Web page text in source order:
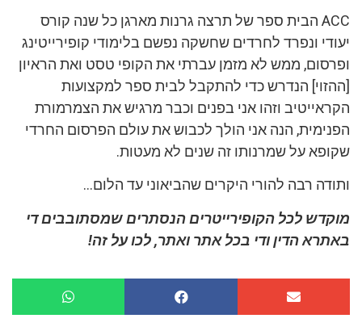
ACC הבית ספר של תרצה גרנות מארגן כל שנה קורס
יעודי ונפרד לחרדים שחשקה נפשם בלימודי קופירייטינג
ופרסום, ממש לא מזמן עברתי את הקופי טסט ואת הראיון
[ההזוי] הנדרש כדי להתקבל לבית ספר למקצועות
הקראייטיב וזהו אני בפנים וכבר מרגיש את הצמרמורת
הפנימית, הנה אני הולך לכבוש את עולם הפרסום החרדי
שקופא על שמרנותו זה שנים לא מעטות.
ותודה רבה להורי היקרים שהביאוני עד הלום…
מוקדש לכל הקופירייטרים הנסתרים שמסתובבים די
באתרא הדין ודי בכל אתר ואתר, לכו על זה!